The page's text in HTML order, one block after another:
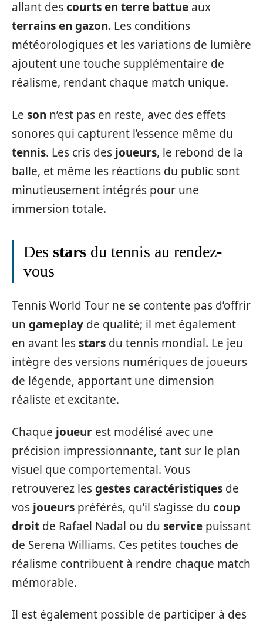
allant descourts en terre battue aux
terrains en gazon. Les conditions
météorologiques et les variations de lumière
ajoutent une touche supplémentaire de
réalisme, rendant chaque match unique.
Le son n’est pas en reste, avec des effets
sonores qui capturent l’essence même du
tennis. Les cris des joueurs, le rebond de la
balle, et même les réactions du public sont
minutieusement intégrés pour une
immersion totale.
Des stars du tennis au rendez-
vous
Tennis World Tour ne se contente pas d’offrir
un gameplay de qualité; il met également
en avant lesstars du tennis mondial. Le jeu
intègre des versions numériques de joueurs
de légende, apportant une dimension
réaliste et excitante.
Chaque joueur est modélisé avec une
précision impressionnante, tant sur le plan
visuel que comportemental. Vous
retrouverez lesgestes caractéristiques de
vos joueurs préférés, qu’il s’agisse du coup
droit de Rafael Nadal ou du service puissant
de Serena Williams. Ces petites touches de
réalisme contribuent à rendre chaque match
mémorable.
Il est également possible de participer à des